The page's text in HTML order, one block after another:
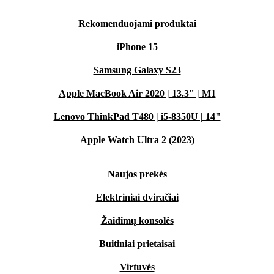
Rekomenduojami produktai
iPhone 15
Samsung Galaxy S23
Apple MacBook Air 2020 | 13.3" | M1
Lenovo ThinkPad T480 | i5-8350U | 14"
Apple Watch Ultra 2 (2023)
Naujos prekės
Elektriniai dviračiai
Žaidimų konsolės
Buitiniai prietaisai
Virtuvės